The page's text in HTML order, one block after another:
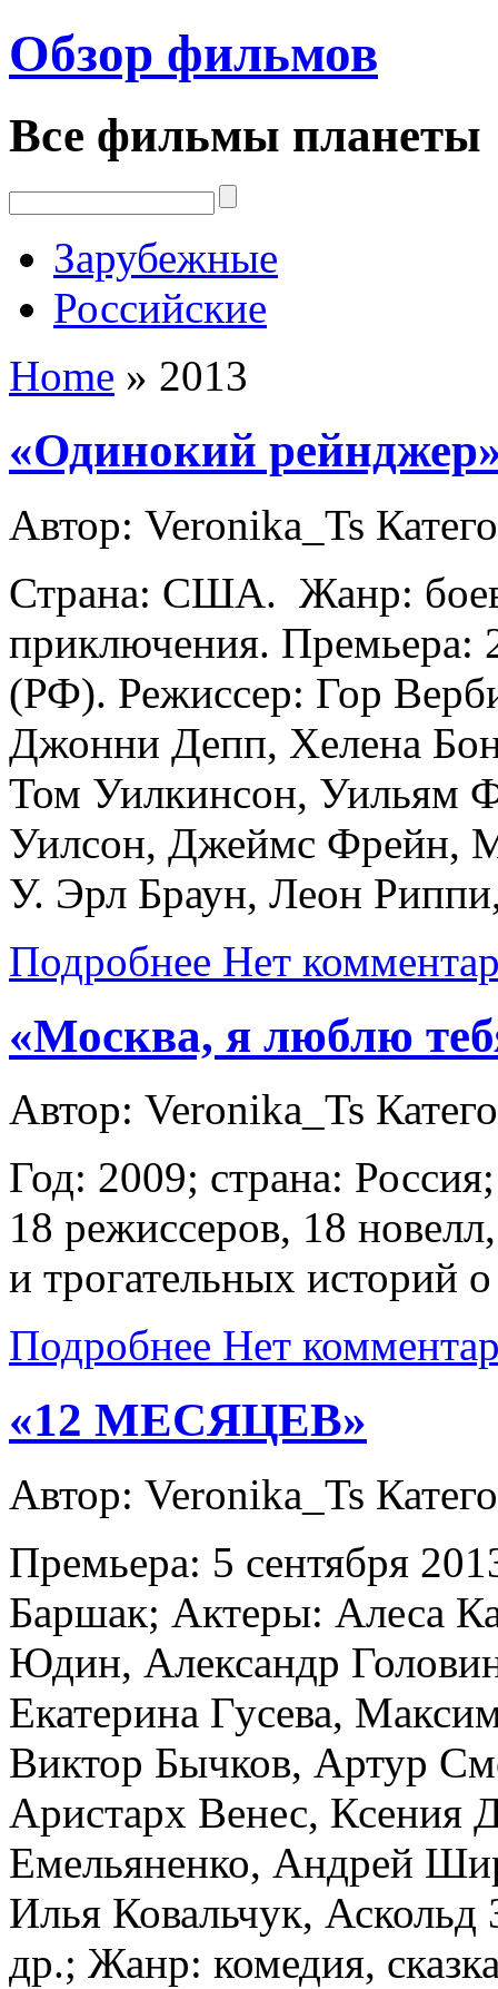
Обзор фильмов
Все фильмы планеты
Зарубежные
Российские
Home » 2013
«Одинокий
Автор: Veronika_Ts
Страна: США. Жанр:
приключения. Премьера:
(РФ). Режиссер: Гор
Джонни Депп, Хелена
Том Уилкинсон, Уильям
Уилсон, Джеймс Фрейн,
У. Эрл Браун, Леон
Подробнее Нет
«Москва, я люблю
Автор: Veronika_Ts
Год: 2009; страна:
18 режиссеров, 18
и трогательных историй
Подробнее Нет
«12 МЕСЯЦЕВ»
Автор: Veronika_Ts
Премьера: 5 сентября
Баршак; Актеры: Алеса
Юдин, Александр
Екатерина Гусева,
Виктор Бычков, Артур
Аристарх Венес, Ксения
Емельяненко, Андрей
Илья Ковальчук,
др.; Жанр: комедия,